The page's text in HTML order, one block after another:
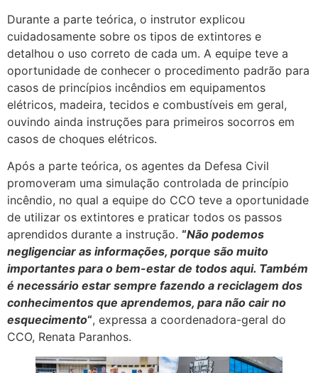
Durante a parte teórica, o instrutor explicou
cuidadosamente sobre os tipos de extintores e
detalhou o uso correto de cada um. A equipe teve a
oportunidade de conhecer o procedimento padrão para
casos de princípios incêndios em equipamentos
elétricos, madeira, tecidos e combustíveis em geral,
ouvindo ainda instruções para primeiros socorros em
casos de choques elétricos.
Após a parte teórica, os agentes da Defesa Civil
promoveram uma simulação controlada de princípio
incêndio, no qual a equipe do CCO teve a oportunidade
de utilizar os extintores e praticar todos os passos
aprendidos durante a instrução. “Não podemos
negligenciar as informações, porque são muito
importantes para o bem-estar de todos aqui. Também
é necessário estar sempre fazendo a reciclagem dos
conhecimentos que aprendemos, para não cair no
esquecimento“, expressa a coordenadora-geral do
CCO, Renata Paranhos.